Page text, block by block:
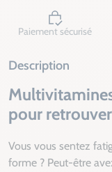
Paiement sécurisé
Description
pour
Vous vous sentez
forme ? Peut-être